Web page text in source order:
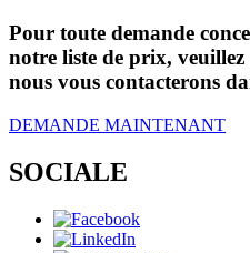
Pour toute demande
notre liste de prix,
nous vous contacterons
DEMANDE MAINTENANT
SOCIALE